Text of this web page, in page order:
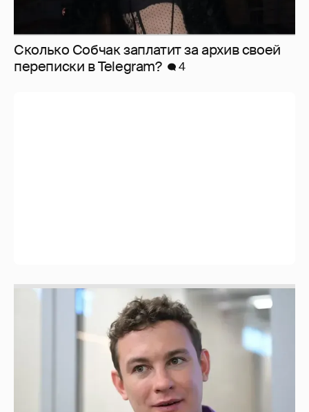
Сколько Собчак заплатит за архив своей
перeписки в Telegram?
4
Никита Кологривый высказался насчёт